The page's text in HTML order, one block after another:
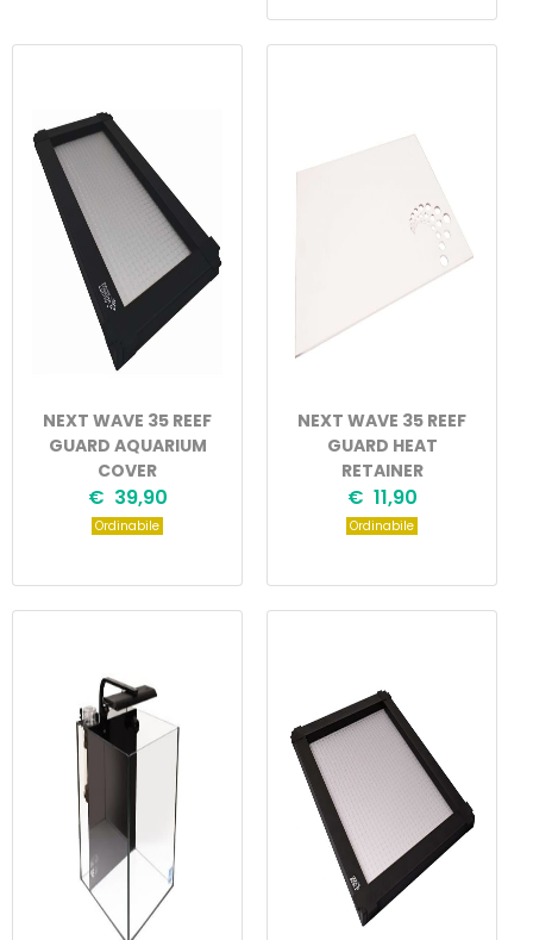
NEXT WAVE 35 REEF
GUARD AQUARIUM
COVER
€ 39,90
Ordinabile
NEXT WAVE 35 REEF
GUARD HEAT
RETAINER
€ 11,90
Ordinabile